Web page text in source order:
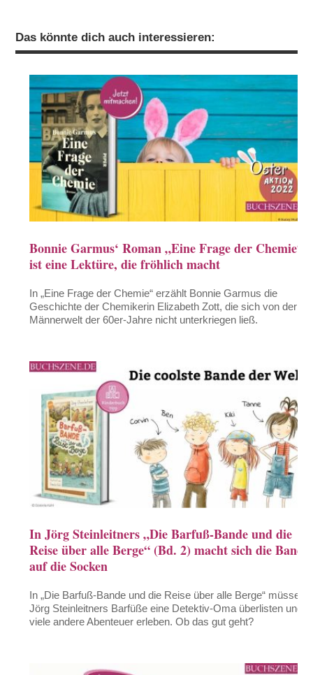
Das könnte dich auch interessieren:
Bonnie Garmus‘ Roman „Eine Frage der Chemie“
ist eine Lektüre, die fröhlich macht
In „Eine Frage der Chemie“ erzählt Bonnie Garmus die
Geschichte der Chemikerin Elizabeth Zott, die sich von der
Männerwelt der 60er-Jahre nicht unterkriegen ließ.
In Jörg Steinleitners „Die Barfuß-Bande und die
Reise über alle Berge“ (Bd. 2) macht sich die Bande
auf die Socken
In „Die Barfuß-Bande und die Reise über alle Berge“ müssen
Jörg Steinleitners Barfüße eine Detektiv-Oma überlisten und
viele andere Abenteuer erleben. Ob das gut geht?